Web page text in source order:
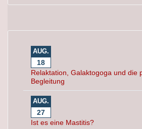
AUG.
18
Relaktation, Galaktogoga und die
Begleitung
AUG.
27
Ist es eine Mastitis?